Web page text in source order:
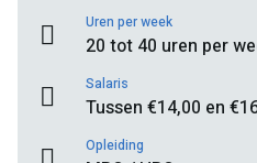
Uren per week
20 tot 40 uren per
Salaris
Tussen €14,00 en
Opleiding